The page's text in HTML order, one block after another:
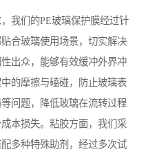
我们的PE玻璃保护膜经过针
合玻璃使用场景，切实解决
出众，能够有效缓冲外界冲
的摩擦与磕碰，防止玻璃表
问题，降低玻璃在流转过程
本损失。粘胶方面，我们采
多种特殊助剂，经过多次试